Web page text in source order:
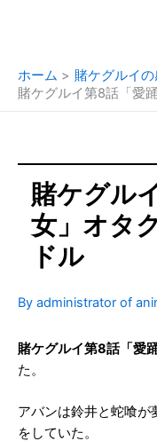
ホーム
賭ケグルイの
賭ケグルイ第8話「愛
賭ケグル
女」オタ
ドル
By administrator of
賭ケグルイ第8話「愛
た。
アバンは鈴井と蛇喰が
をしていた。